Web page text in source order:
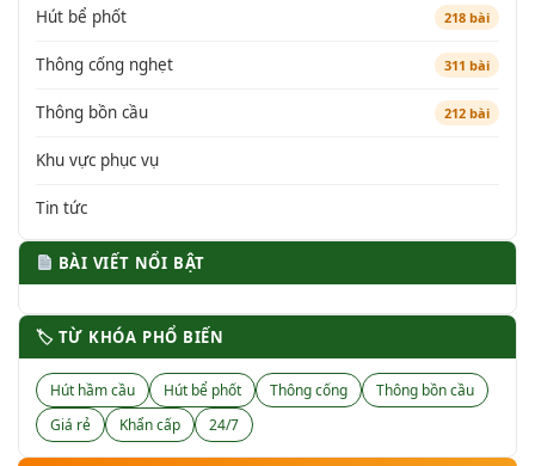
Hút bể phốt 218 bài
Thông cống nghẹt 311 bài
Thông bồn cầu 212 bài
Khu vực phục vụ
Tin tức
BÀI VIẾT NỔI BẬT
🏷 TỪ KHÓA PHỔ BIẾN
Hút hầm cầu Hút bể phốt Thông cống
Thông bồn cầu
Giá rẻ
Khẩn cấp 24/7